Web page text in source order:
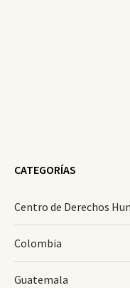
CATEGORÍAS
Centro de Derechos
Colombia
Guatemala